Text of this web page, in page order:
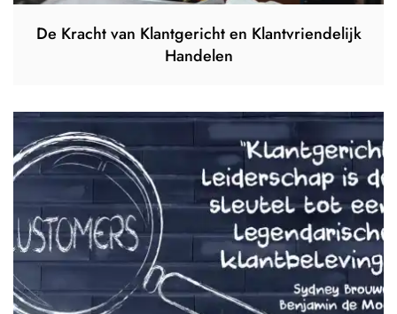
De Kracht van Klantgericht en Klantvriendelijk
Handelen